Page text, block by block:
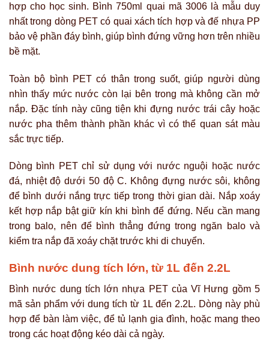
hợp cho học sinh. Bình 750ml quai mã 3006 là mẫu duy
nhất trong dòng PET có quai xách tích hợp và đế nhựa PP
bảo vệ phần đáy bình, giúp bình đứng vững hơn trên nhiều
bề mặt.
Toàn bộ bình PET có thân trong suốt, giúp người dùng
nhìn thấy mức nước còn lại bên trong mà không cần mở
nắp. Đặc tính này cũng tiện khi đựng nước trái cây hoặc
nước pha thêm thành phần khác vì có thể quan sát màu
sắc trực tiếp.
Dòng bình PET chỉ sử dụng với nước nguội hoặc nước
đá, nhiệt độ dưới 50 độ C. Không đựng nước sôi, không
để bình dưới nắng trực tiếp trong thời gian dài. Nắp xoáy
kết hợp nắp bật giữ kín khi bình để đứng. Nếu cần mang
trong balo, nên để bình thẳng đứng trong ngăn balo và
kiểm tra nắp đã xoáy chặt trước khi di chuyển.
Bình nước dung tích lớn, từ 1L đến 2.2L
Bình nước dung tích lớn nhựa PET của Vĩ Hưng gồm 5
mã sản phẩm với dung tích từ 1L đến 2.2L. Dòng này phù
hợp để bàn làm việc, để tủ lạnh gia đình, hoặc mang theo
trong các hoạt động kéo dài cả ngày.